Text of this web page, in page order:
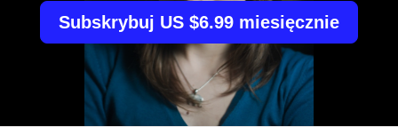
Subskrybuj US $6.99 miesięcznie